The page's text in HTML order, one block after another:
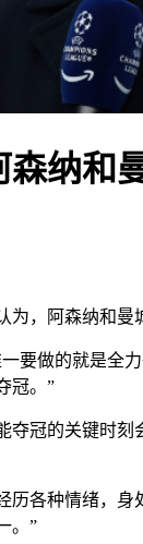
纳和
，阿森纳和曼
要做的就是全
冠。”
夺冠的关键时
历各种情绪，
。”